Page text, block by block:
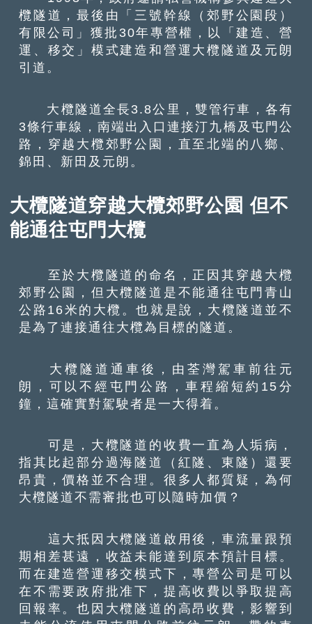
欖隧道，最後由「三號幹線（郊野公園段）
有限公司」獲批30年專營權，以「建造、營
運、移交」模式建造和營運大欖隧道及元朗
引道。
大欖隧道全長3.8公里，雙管行車，各有
3條行車線，南端出入口連接汀九橋及屯門公
路，穿越大欖郊野公園，直至北端的八鄉、
錦田、新田及元朗。
大欖隧道穿越大欖郊野公園 但不
能通往屯門大欖
至於大欖隧道的命名，正因其穿越大欖
郊野公園，但大欖隧道是不能通往屯門青山
公路16米的大欖。也就是說，大欖隧道並不
是為了連接通往大欖為目標的隧道。
大欖隧道通車後，由荃灣駕車前往元
朗，可以不經屯門公路，車程縮短約15分
鐘，這確實對駕駛者是一大得着。
可是，大欖隧道的收費一直為人垢病，
指其比起部分過海隧道（紅隧、東隧）還要
昂貴，價格並不合理。很多人都質疑，為何
大欖隧道不需審批也可以隨時加價？
這大抵因大欖隧道啟用後，車流量跟預
期相差甚遠，收益未能達到原本預計目標。
而在建造營運移交模式下，專營公司是可以
在不需要政府批准下，提高收費以爭取提高
回報率。也因大欖隧道的高昂收費，影響到